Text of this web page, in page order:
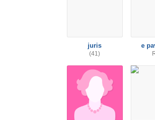
juris
(41)
e